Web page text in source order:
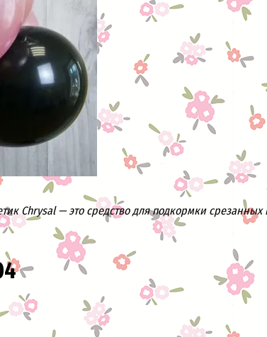
Chrysal — это средство для подкормки срезанных